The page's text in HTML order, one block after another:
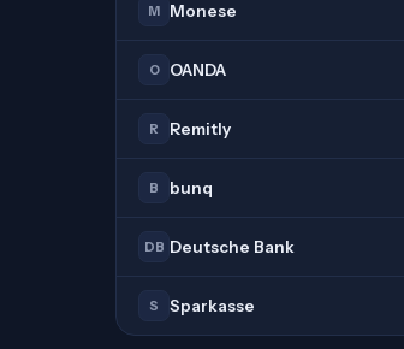
M Monese
O OANDA
R Remitly
B bunq
DB Deutsche Bank
S Sparkasse